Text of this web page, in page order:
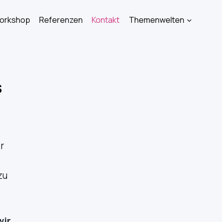
Referenzen Kontakt Themenwelten